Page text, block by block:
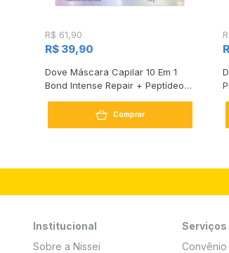
R$ 61,90
R$ 39,90
Dove Máscara Capilar 10 Em 1
Bond Intense Repair + Peptídeo
Comprar
Institucional
Sobre a Nissei
Serviços
Convênio